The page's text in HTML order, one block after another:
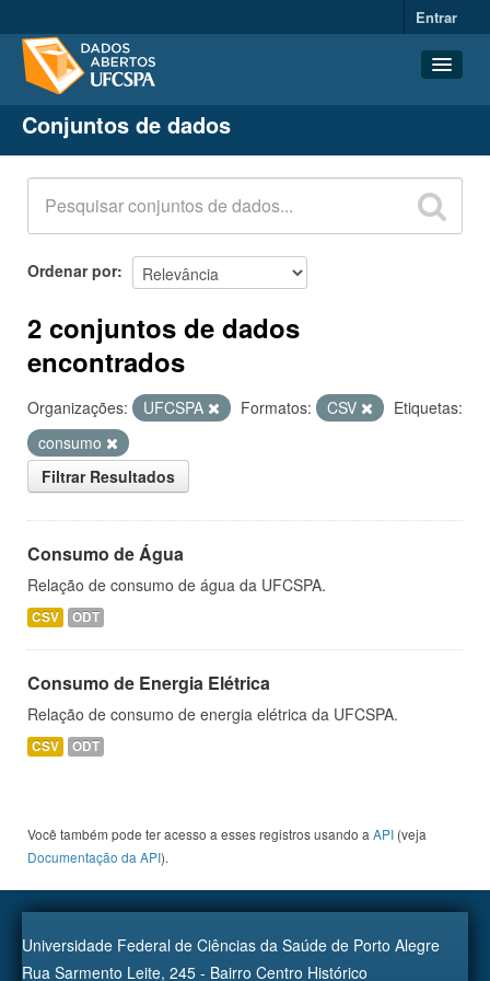
Entrar
Conjuntos de dados
Organizações
Grupos
Sobre
Conjuntos de dados
Ordenar por
2 conjuntos de dados
encontrados
Organizações: UFCSPA Formatos: CSV
Etiquetas:
consumo
Filtrar Resultados
Consumo de Água
Relação de consumo de água da UFCSPA.
CSV ODT
Consumo de Energia Elétrica
Relação de consumo de energia elétrica da UFCSPA.
CSV ODT
Você também pode ter acesso a esses registros usando a API (veja
Documentação da API).
Universidade Federal de Ciências da Saúde de Porto Alegre
Rua Sarmento Leite, 245 - Bairro Centro Histórico